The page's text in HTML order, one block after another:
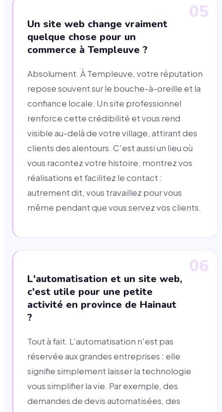
05
Un site web change vraiment
quelque chose pour un
commerce à Templeuve ?
Absolument. À Templeuve, votre réputation
repose souvent sur le bouche-à-oreille et la
confiance locale. Un site professionnel
renforce cette crédibilité et vous rend
visible au-delà de votre village, attirant des
clients des alentours. C'est aussi un lieu où
vous racontez votre histoire, montrez vos
réalisations et facilitez le contact :
autrement dit, vous travaillez pour vous
même pendant que vous servez vos clients.
06
L'automatisation et un site web,
c'est utile pour une petite
activité en province de Hainaut
?
Tout à fait. L'automatisation n'est pas
réservée aux grandes entreprises : elle
signifie simplement laisser la technologie
vous simplifier la vie. Par exemple, des
demandes de devis automatisées, des